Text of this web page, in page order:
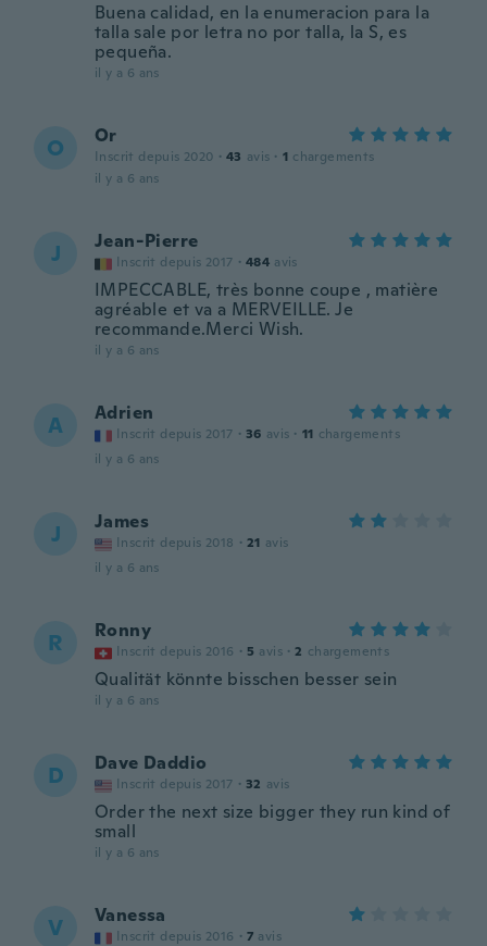
Buena calidad, en la enumeracion para la
talla sale por letra no por talla, la S, es
pequeña.
il y a 6 ans
O Or
Inscrit depuis 2020 · 43 avis · 1 chargements
il y a 6 ans
J Jean-Pierre
Inscrit depuis 2017 · 484 avis
IMPECCABLE, très bonne coupe , matière
agréable et va a MERVEILLE. Je
recommande.Merci Wish.
il y a 6 ans
A Adrien
Inscrit depuis 2017 · 36 avis · 11 chargements
il y a 6 ans
J James
Inscrit depuis 2018 · 21 avis
il y a 6 ans
R Ronny
Inscrit depuis 2016 · 5 avis · 2 chargements
Qualität könnte bisschen besser sein
il y a 6 ans
D Dave Daddio
Inscrit depuis 2017 · 32 avis
Order the next size bigger they run kind of
small
il y a 6 ans
V Vanessa
Inscrit depuis 2016 · 7 avis